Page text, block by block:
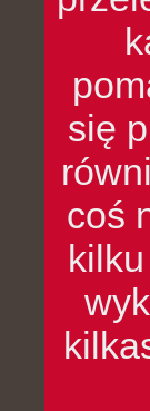
się
coś